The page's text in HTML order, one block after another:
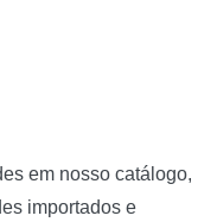
em nosso catálogo,
importados e